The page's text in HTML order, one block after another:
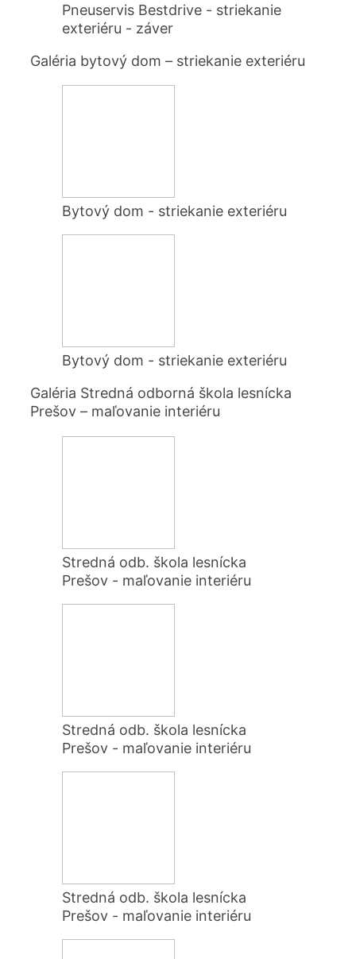
Pneuservis Bestdrive - striekanie
exteriéru - záver
Galéria bytový dom – striekanie exteriéru
Bytový dom - striekanie exteriéru
Bytový dom - striekanie exteriéru
Galéria Stredná odborná škola lesnícka
Prešov – maľovanie interiéru
Stredná odb. škola lesnícka
Prešov - maľovanie interiéru
Stredná odb. škola lesnícka
Prešov - maľovanie interiéru
Stredná odb. škola lesnícka
Prešov - maľovanie interiéru